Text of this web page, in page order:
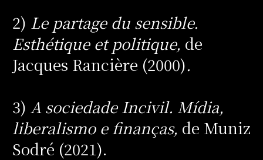
2) Le partage du sensible.
Esthétique et politique, de
Jacques Rancière (2000).
3) A sociedade Incivil. Mídia,
liberalismo e finanças, de Muniz
Sodré (2021).